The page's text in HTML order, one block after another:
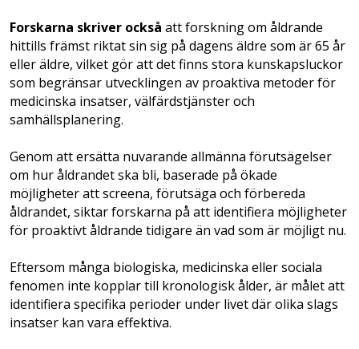
Forskarna skriver också att forskning om åldrande
hittills främst riktat sin sig på dagens äldre som är 65 år
eller äldre, vilket gör att det finns stora kunskapsluckor
som begränsar utvecklingen av proaktiva metoder för
medicinska insatser, välfärdstjänster och
samhällsplanering.
Genom att ersätta nuvarande allmänna förutsägelser
om hur åldrandet ska bli, baserade på ökade
möjligheter att screena, förutsäga och förbereda
åldrandet, siktar forskarna på att identifiera möjligheter
för proaktivt åldrande tidigare än vad som är möjligt nu.
Eftersom många biologiska, medicinska eller sociala
fenomen inte kopplar till kronologisk ålder, är målet att
identifiera specifika perioder under livet där olika slags
insatser kan vara effektiva.